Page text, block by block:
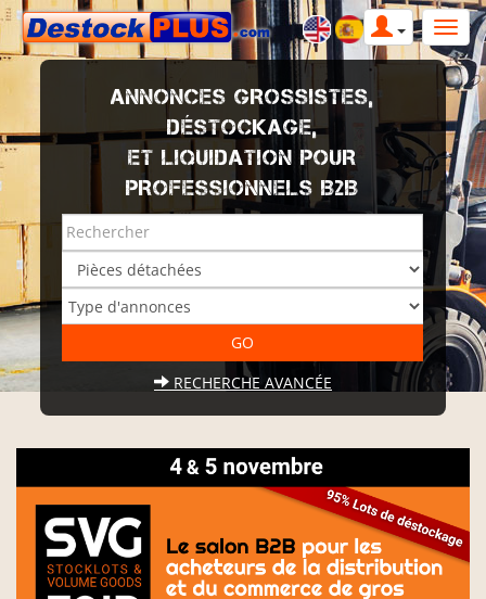
ANNONCES GROSSISTES,
DÉSTOCKAGE,
ET LIQUIDATION POUR
PROFESSIONNELS B2B
RECHERCHE AVANCÉE